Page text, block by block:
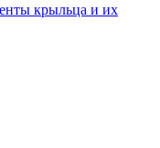
крыльца и их